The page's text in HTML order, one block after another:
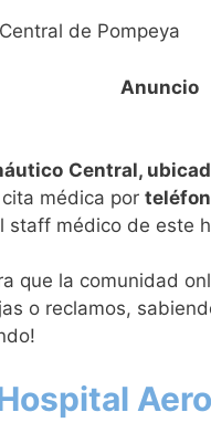
de Pompeya
Central,
médica por
staff médico de este
que la comunidad
o reclamos,